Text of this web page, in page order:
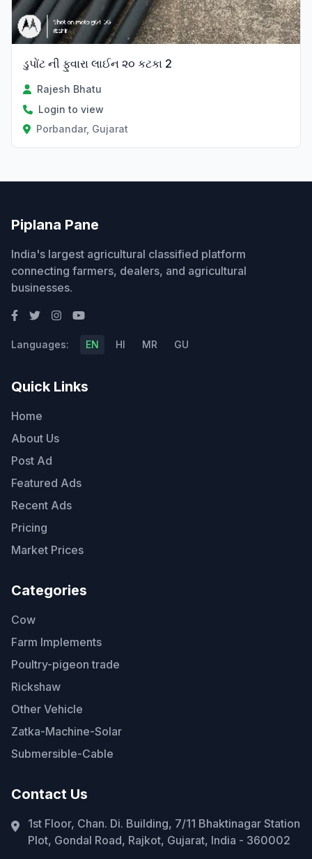
ડુપોંટ ની ફુવારા લાઈન ૨૦ કટકા 2
Rajesh Bhatu
Login to view
Porbandar, Gujarat
Piplana Pane
India's largest agricultural classified platform
connecting farmers, dealers, and agricultural
businesses.
Languages: EN HI MR GU
Quick Links
Home
About Us
Post Ad
Featured Ads
Recent Ads
Pricing
Market Prices
Categories
Cow
Farm Implements
Poultry-pigeon trade
Rickshaw
Other Vehicle
Zatka-Machine-Solar
Submersible-Cable
Contact Us
1st Floor, Chan. Di. Building, 7/11 Bhaktinagar Station
Plot, Gondal Road, Rajkot, Gujarat, India - 360002